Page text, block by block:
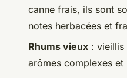
canne frais, ils sont
notes herbacées et
Rhums vieux : vieillis
arômes complexes